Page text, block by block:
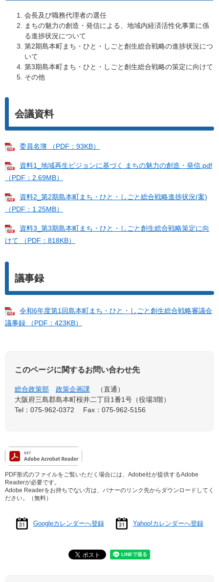
会長及び職務代理者の選任
まちの魅力の創造・発信による、地域内経済活性化事業に係
る進捗状況について
第2期島本町まち・ひと・しごと創生総合戦略の進捗状況につ
いて
第3期島本町まち・ひと・しごと創生総合戦略の策定に向けて
その他
会議資料
委員名簿 （PDF：93KB）
資料1_地域再生ビジョンに基づく まちの魅力の創造・発信.pdf
（PDF：2.69MB）
資料2_第2期島本町まち・ひと・しごと総合戦略進捗状況(案)
（PDF：1.25MB）
資料3_第3期島本町まち・ひと・しごと創生総合戦略策定に向
けて （PDF：818KB）
議事録
令和6年度第1回島本町まち・ひと・しごと創生総合戦略審議会
議事録 （PDF：423KB）
このページに関するお問い合わせ先
総合政策部 政策企画課
直通
大阪府三島郡島本町桜井二丁目1番1号（役場3階）
Tel：075-962-0372
Fax：075-962-5156
PDF形式のファイルをご覧いただく場合には、Adobe社が提供するAdobe
Readerが必要です。
Adobe Readerをお持ちでない方は、バナーのリンク先からダウンロードしてく
ださい。（無料）
Googleカレンダーへ登録 Yahoo!カレンダーへ登録